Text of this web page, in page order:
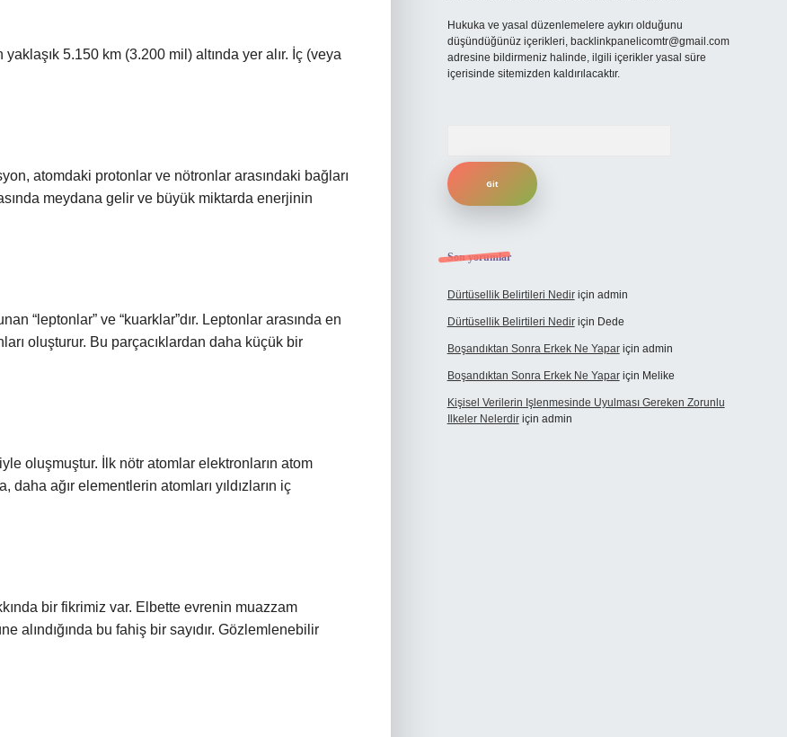
5.150 km (3.200 mil) altında yer alır. İç (veya
atomdaki protonlar ve nötronlar arasındaki bağları
meydana gelir ve büyük miktarda enerjinin
“leptonlar” ve “kuarklar”dır. Leptonlar arasında en
oluşturur. Bu parçacıklardan daha küçük bir
oluşmuştur. İlk nötr atomlar elektronların atom
ağır elementlerin atomları yıldızların iç
bir fikrimiz var. Elbette evrenin muazzam
alındığında bu fahiş bir sayıdır. Gözlemlenebilir
Hukuka ve yasal düzenlemelere aykırı olduğunu
düşündüğünüz içerikleri, backlinkpanelicomtr@gmail.com
adresine bildirmeniz halinde, ilgili içerikler yasal süre
içerisinde sitemizden kaldırılacaktır.
Son yorumlar
Dürtüsellik Belirtileri Nediriçin admin
Dürtüsellik Belirtileri Nediriçin Dede
Boşandıktan Sonra Erkek Ne Yapariçin admin
Boşandıktan Sonra Erkek Ne Yapariçin Melike
Kişisel Verilerin Işlenmesinde Uyulması Gereken Zorunlu
Ilkeler Nelerdiriçin admin